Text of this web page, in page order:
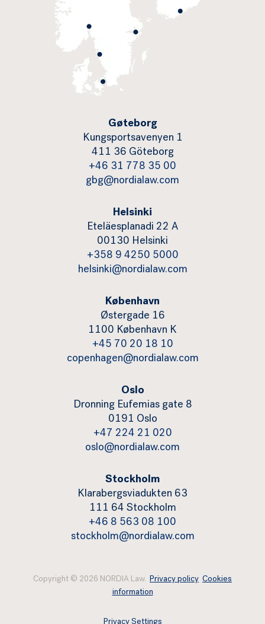
Gøteborg
Kungsportsavenyen 1
411 36 Göteborg
+46 31 778 35 00
gbg@nordialaw.com
Helsinki
Eteläesplanadi 22 A
00130 Helsinki
+358 9 4250 5000
helsinki@nordialaw.com
København
Østergade 16
1100 København K
+45 70 20 18 10
copenhagen@nordialaw.com
Oslo
Dronning Eufemias gate 8
0191 Oslo
+47 224 21 020
oslo@nordialaw.com
Stockholm
Klarabergsviadukten 63
111 64 Stockholm
+46 8 563 08 100
stockholm@nordialaw.com
Copyright © 2026 NORDIA Law. Privacy policy Cookies
information
Privacy Settings